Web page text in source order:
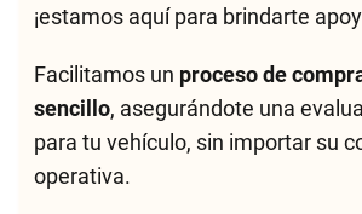
¡estamos aquí para brindarte
Facilitamos un proceso de
sencillo, asegurándote una
para tu vehículo, sin importar su
operativa.